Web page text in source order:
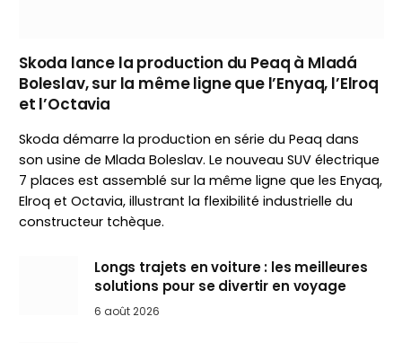
Skoda lance la production du Peaq à Mladá
Boleslav, sur la même ligne que l’Enyaq, l’Elroq
et l’Octavia
Skoda démarre la production en série du Peaq dans
son usine de Mlada Boleslav. Le nouveau SUV électrique
7 places est assemblé sur la même ligne que les Enyaq,
Elroq et Octavia, illustrant la flexibilité industrielle du
constructeur tchèque.
Longs trajets en voiture : les meilleures
solutions pour se divertir en voyage
6 août 2026